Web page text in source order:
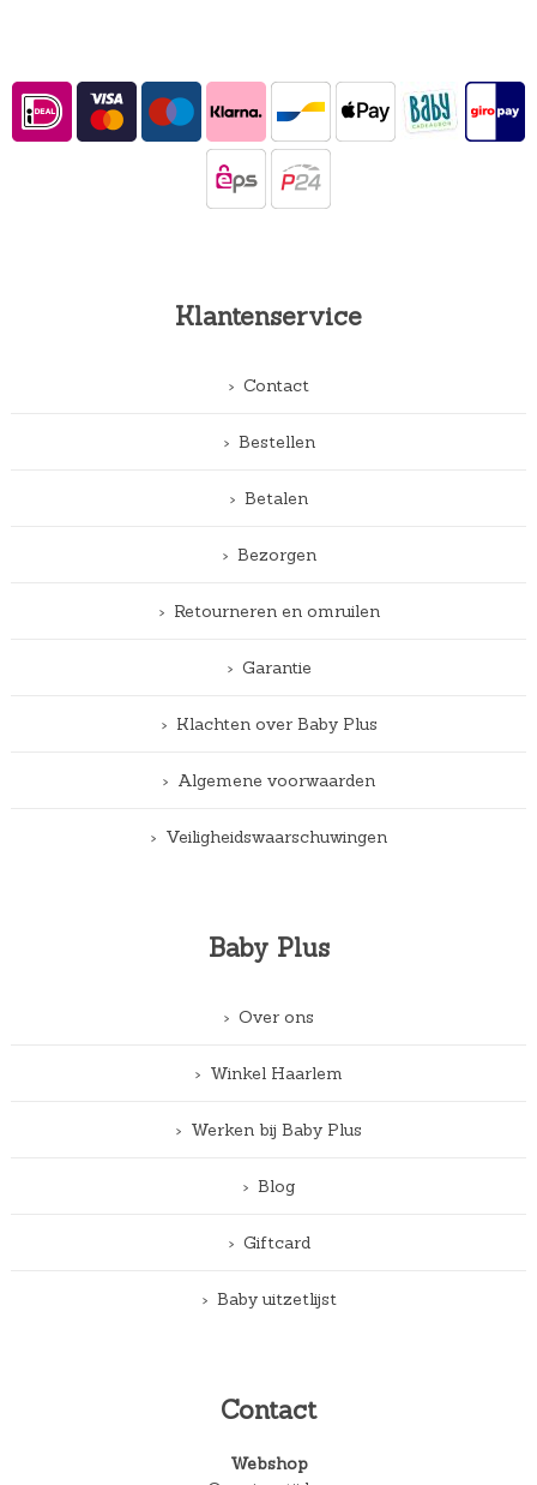
Klantenservice
Contact
Bestellen
Betalen
Bezorgen
Retourneren en omruilen
Garantie
Klachten over Baby Plus
Algemene voorwaarden
Veiligheidswaarschuwingen
Baby Plus
Over ons
Winkel Haarlem
Werken bij Baby Plus
Blog
Giftcard
Baby uitzetlijst
Contact
Webshop